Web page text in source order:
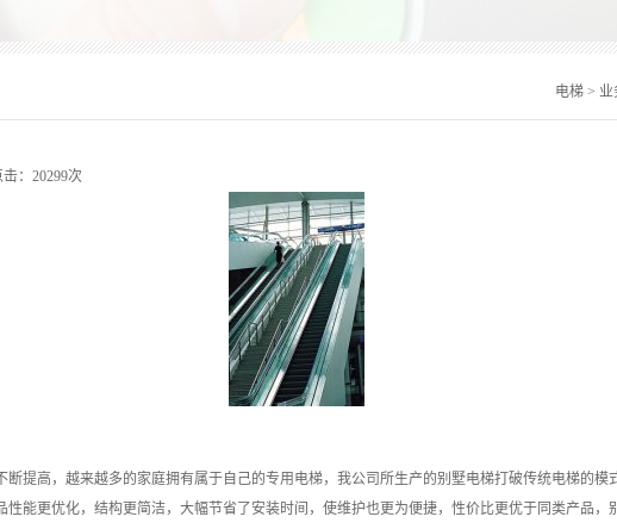
电梯> 业
击：20299次
断提高，越来越多的家庭拥有属于自己的专用电梯，我公司所生产的别墅电梯打破传统电梯的模
性能更优化，结构更简洁，大幅节省了安装时间，使维护也更为便捷，性价比更优于同类产品，